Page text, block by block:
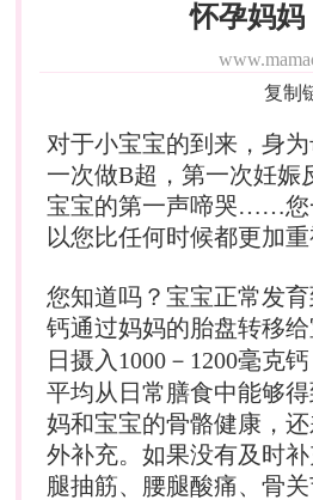
怀孕妈妈
复制
对于小宝宝的到来，身
一次做B超，第一次妊娠
宝宝的第一声啼哭……您
以您比任何时候都更加
您知道吗？宝宝正常发
钙通过妈妈的胎盘转移
日摄入1000－1200毫克
平均从日常膳食中能够
妈和宝宝的骨骼健康，
外补充。如果没有及时
腿抽筋、腰腿酸痛、骨